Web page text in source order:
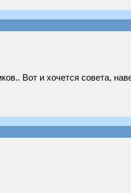
Вот и хочется совета,